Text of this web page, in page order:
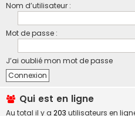
Nom d’utilisateur :
Mot de passe :
J’ai oublié mon mot de passe
Qui est en ligne
Au total il y a 203 utilisateurs en